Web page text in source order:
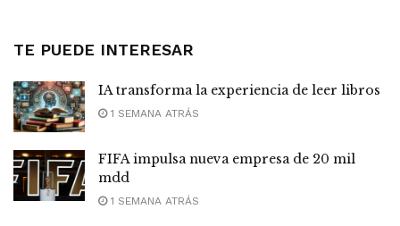
TE PUEDE INTERESAR
IA transforma la experiencia de leer libros
1 SEMANA ATRÁS
FIFA impulsa nueva empresa de 20 mil
mdd
1 SEMANA ATRÁS